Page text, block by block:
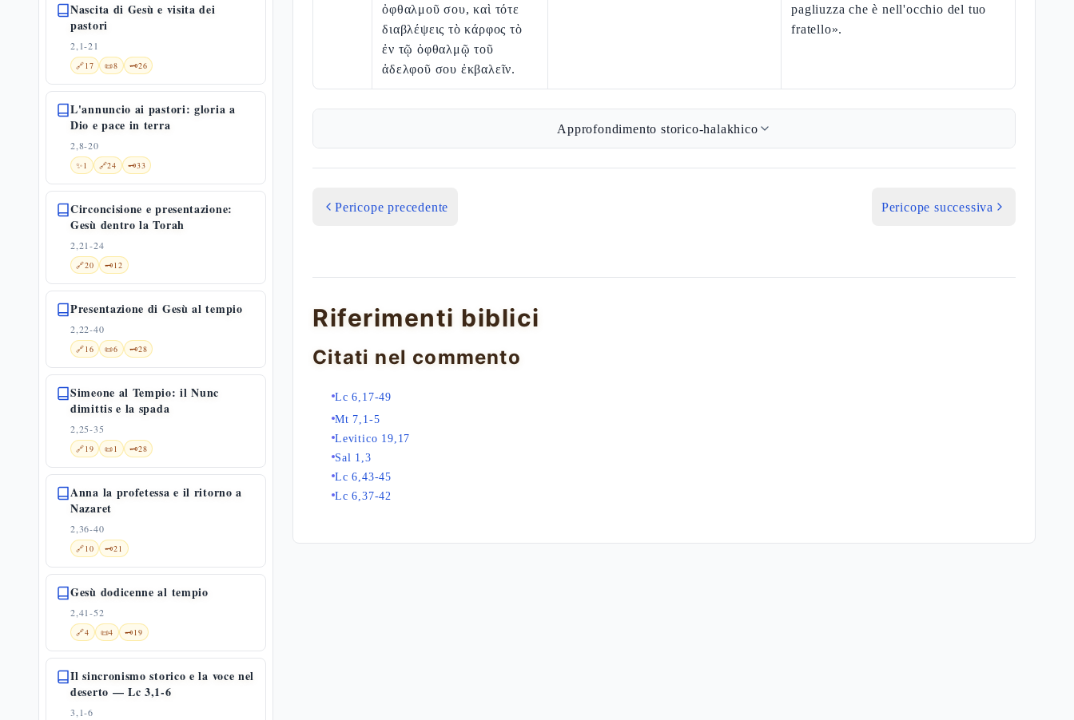
Nascita di Gesù e visita dei
pastori
2,1-21
🔗17 📜8 🗝️26
L'annuncio ai pastori: gloria a
Dio e pace in terra
2,8-20
✨1 🔗24 🗝️33
Circoncisione e presentazione:
Gesù dentro la Torah
2,21-24
🔗20 🗝️12
Presentazione di Gesù al tempio
2,22-40
🔗16 📜6 🗝️28
Simeone al Tempio: il Nunc
dimittis e la spada
2,25-35
🔗19 📜1 🗝️28
Anna la profetessa e il ritorno a
Nazaret
2,36-40
🔗10 🗝️21
Gesù dodicenne al tempio
2,41-52
🔗4 📜4 🗝️19
Il sincronismo storico e la voce nel
deserto — Lc 3,1-6
3,1-6
ὀφθαλμοῦ σου, καὶ τότε
διαβλέψεις τὸ κάρφος τὸ
ἐν τῷ ὀφθαλμῷ τοῦ
ἀδελφοῦ σου ἐκβαλεῖν.
pagliuzza che è nell'occhio del tuo
fratello».
Approfondimento storico-halakhico
Pericope precedente Pericope successiva
Riferimenti biblici
Citati nel commento
Lc 6,17-49
Mt 7,1-5
Levitico 19,17
Sal 1,3
Lc 6,43-45
Lc 6,37-42